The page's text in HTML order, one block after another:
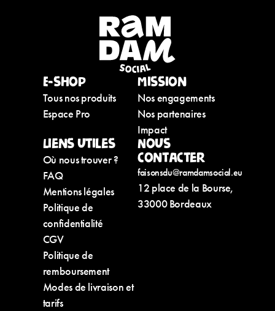
E-shop
Tous nos produits
Espace Pro
Mission
Nos engagements
Nos partenaires
Impact
Liens utiles
Où nous trouver ?
FAQ
Mentions légales
Politique de
confidentialité
CGV
Politique de
remboursement
Modes de livraison et
tarifs
Nous
contacter
faisonsdu@ramdamsocial.eu
12 place de la Bourse,
33000 Bordeaux